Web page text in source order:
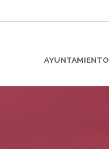
AYUNTAMIENTO